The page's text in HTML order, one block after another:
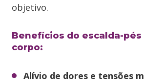
objetivo.
Benefícios do escalda-pés
corpo:
Alívio de dores e tensões